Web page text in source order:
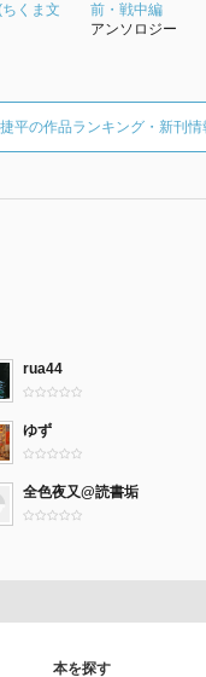
くま文
前・戦中編
アンソロジー
平の作品ランキング・新刊情
rua44
ゆず
全色夜又@読書垢
本を探す